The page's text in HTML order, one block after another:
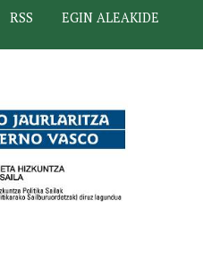
RSS EGIN ALEAKIDE